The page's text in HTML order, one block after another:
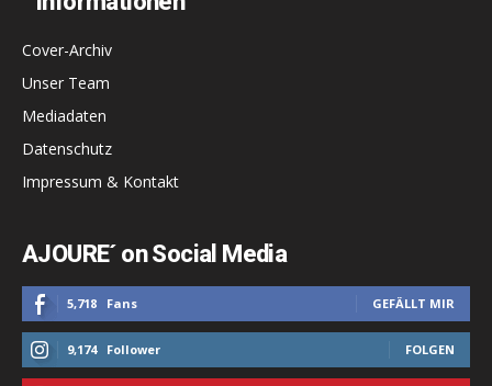
Cover-Archiv
Unser Team
Mediadaten
Datenschutz
Impressum & Kontakt
AJOURE´ on Social Media
5,718 Fans GEFÄLLT MIR
9,174 Follower FOLGEN